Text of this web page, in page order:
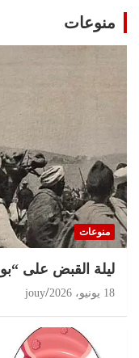
منوعات
منوعات
ليلة القبض على
18 يونيو، 2026 jouy